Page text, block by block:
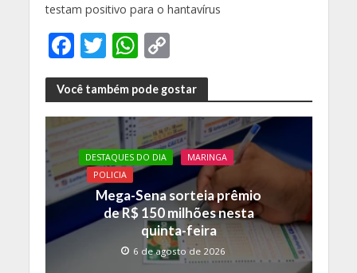
testam positivo para o hantavírus
F
ac
e
b
o
o
k
T
w
itt
er
W
h
at
s
A
p
p
C
o
p
y
Li
n
k
Você também pode gostar
DESTAQUES DO DIA
MARINGA
POLICIA
Mega-Sena sorteia prêmio
de R$ 150 milhões nesta
quinta-feira
6 de agosto de 2026